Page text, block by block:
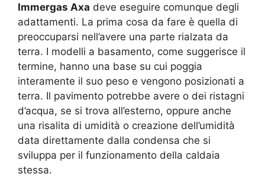
Immergas Axa deve eseguire comunque degli
adattamenti. La prima cosa da fare è quella di
preoccuparsi nell’avere una parte rialzata da
terra. I modelli a basamento, come suggerisce il
termine, hanno una base su cui poggia
interamente il suo peso e vengono posizionati a
terra. Il pavimento potrebbe avere o dei ristagni
d’acqua, se si trova all’esterno, oppure anche
una risalita di umidità o creazione dell’umidità
data direttamente dalla condensa che si
sviluppa per il funzionamento della caldaia
stessa.